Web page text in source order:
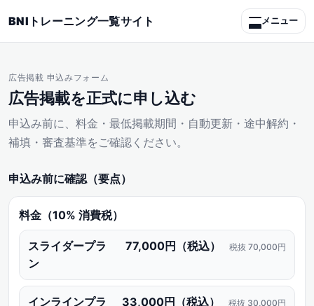
BNIトレーニング一覧サイト メニュー
サイト修正要望フォーム
広告掲載 申込みフォーム
広告掲載を正式に申し込む
申込み前に、料金・最低掲載期間・自動更新・途中解約・
補填・審査基準をご確認ください。
申込み前に確認（要点）
料金（10% 消費税）
スライダープラ
ン
77,000円（税込） 税抜 70,000円
インラインプラ
33,000円（税込） 税抜 30,000円